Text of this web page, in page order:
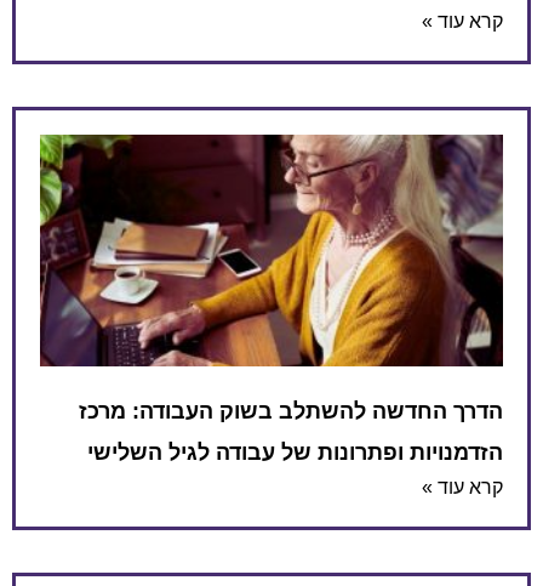
קרא עוד »
הדרך החדשה להשתלב בשוק העבודה: מרכז
הזדמנויות ופתרונות של עבודה לגיל השלישי
קרא עוד »